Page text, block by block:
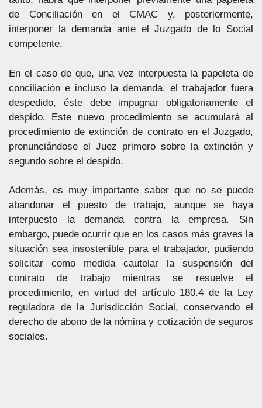
de Conciliación en el CMAC y, posteriormente,
interponer la demanda ante el Juzgado de lo Social
competente.
En el caso de que, una vez interpuesta la papeleta de
conciliación e incluso la demanda, el trabajador fuera
despedido, éste debe impugnar obligatoriamente el
despido. Este nuevo procedimiento se acumulará al
procedimiento de extinción de contrato en el Juzgado,
pronunciándose el Juez primero sobre la extinción y
segundo sobre el despido.
Además, es muy importante saber que no se puede
abandonar el puesto de trabajo, aunque se haya
interpuesto la demanda contra la empresa. Sin
embargo, puede ocurrir que en los casos más graves la
situación sea insostenible para el trabajador, pudiendo
solicitar como medida cautelar la suspensión del
contrato de trabajo mientras se resuelve el
procedimiento, en virtud del artículo 180.4 de la Ley
reguladora de la Jurisdicción Social, conservando el
derecho de abono de la nómina y cotización de seguros
sociales.